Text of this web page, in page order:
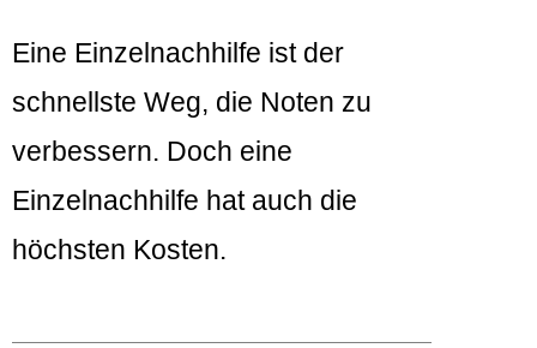
Eine Einzelnachhilfe ist der
schnellste Weg, die Noten zu
verbessern. Doch eine
Einzelnachhilfe hat auch die
höchsten Kosten.